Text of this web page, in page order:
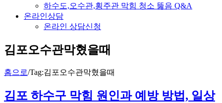
하수도,오수관,횡주관 막힘 청소 뚫음 Q&A
온라인상담
온라인 상담신청
김포오수관막혔을때
홈으로/Tag:김포오수관막혔을때
김포 하수구 막힘 원인과 예방 방법, 일상